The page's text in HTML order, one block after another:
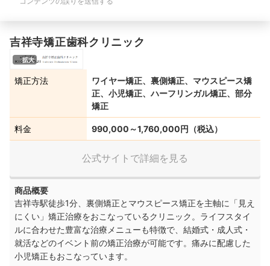
吉祥寺矯正歯科クリニック
拡大
矯正方法
ワイヤー矯正、裏側矯正、マウスピース矯
正、小児矯正、ハーフリンガル矯正、部分
矯正
料金 990,000～1,760,000円（税込）
公式サイトで詳細を見る
商品概要
吉祥寺駅徒歩1分、裏側矯正とマウスピース矯正を主軸に「見え
にくい」矯正治療をおこなっているクリニック。ライフスタイ
ルに合わせた豊富な治療メニューも特徴で、結婚式・成人式・
就活などのイベント前の矯正治療が可能です。痛みに配慮した
小児矯正もおこなっています。